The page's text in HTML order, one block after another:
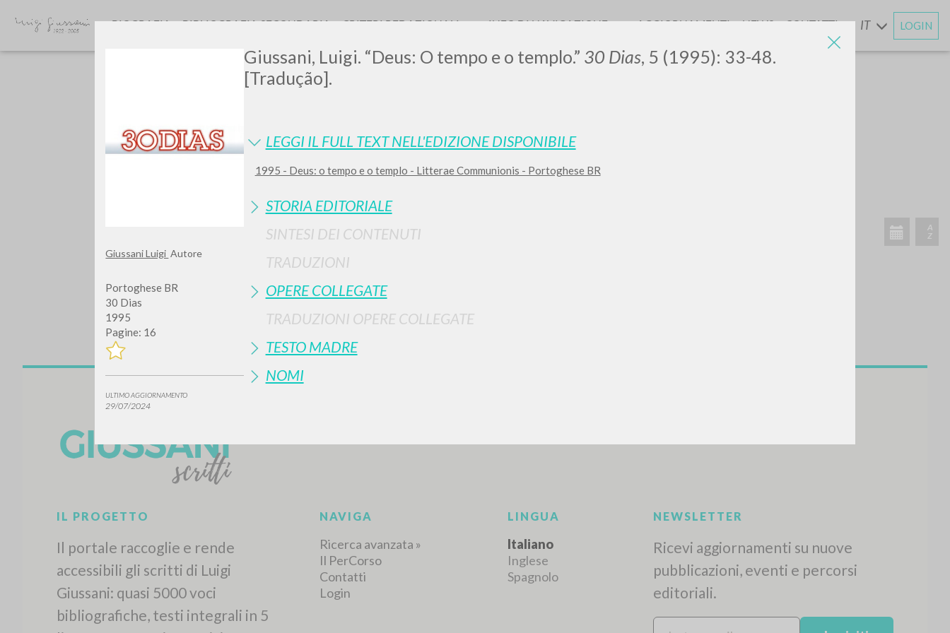
Giussani Luigi Autore
Portoghese BR
30 Dias
1995
Pagine: 16
ULTIMO AGGIORNAMENTO
29/07/2024
Giussani, Luigi. “Deus: O tempo e o templo.” 30 Dias, 5 (1995): 33-48.
[Tradução].
LEGGI IL FULL TEXT NELL'EDIZIONE DISPONIBILE
1995 - Deus: o tempo e o templo - Litterae Communionis - Portoghese BR
STORIA EDITORIALE
SINTESI DEI CONTENUTI
TRADUZIONI
OPERE COLLEGATE
TRADUZIONI OPERE COLLEGATE
TESTO MADRE
NOMI
BIOGRAFIA BIBLIOGRAFIA SECONDARIA CRITERI REDAZIONALI INFO DI NAVIGAZIONE AGGIORNAMENTIENEWS CONTATTI IT LOGIN
Vuoi risultati ancora più precisi? Utilizza laRICERCA AVANZATA »
0
Visualizza dettagli per tipologia
TIPOLOGIA OPERA LINGUA
IL PROGETTO
Il portale raccoglie e rende
NAVIGA LINGUA NEWSLETTER
Ricevi aggiornamenti su nuove